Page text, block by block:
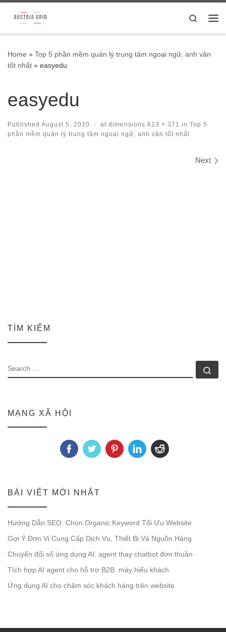
Skip to content
Search
Home » Top 5 phần mềm quản lý trung tâm ngoại ngữ, anh văn
tốt nhất » easyedu
easyedu
Published August 5, 2020 - at dimensions 613 × 371 in Top 5
phần mềm quản lý trung tâm ngoại ngữ, anh văn tốt nhất
Next
TÌM KIẾM
SEARCH
MẠNG XÃ HỘI
BÀI VIẾT MỚI NHẤT
Hướng Dẫn SEO: Chọn Organic Keyword Tối Ưu Website
Gợi Ý Đơn Vị Cung Cấp Dịch Vụ, Thiết Bị Và Nguồn Hàng
Chuyển đổi số ứng dụng AI: agent thay chatbot đơn thuần
Tích hợp AI agent cho hỗ trợ B2B: máy hiểu khách
Ứng dụng AI cho chăm sóc khách hàng trên website